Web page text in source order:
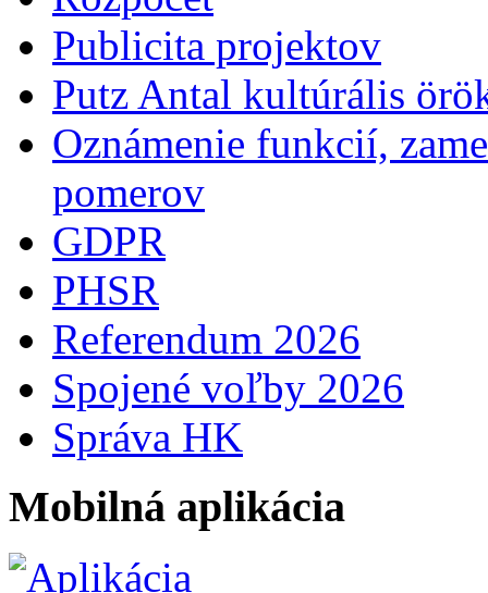
Publicita projektov
Putz Antal kultúrális
Oznámenie funkcií,
pomerov
GDPR
PHSR
Referendum 2026
Spojené voľby 2026
Správa HK
Mobilná aplikácia